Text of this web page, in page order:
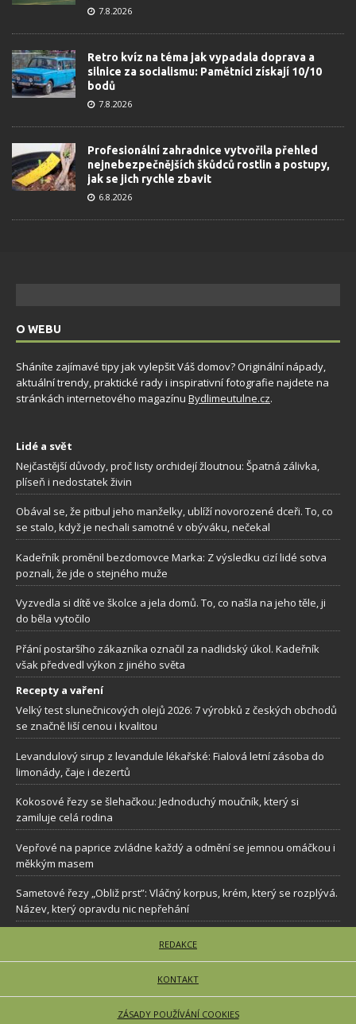
7.8.2026
Retro kvíz na téma jak vypadala doprava a
silnice za socialismu: Pamětníci získají 10/10
bodů
7.8.2026
Profesionální zahradnice vytvořila přehled
nejnebezpečnějších škůdců rostlin a postupy,
jak se jich rychle zbavit
6.8.2026
O WEBU
Sháníte zajímavé tipy jak vylepšit Váš domov? Originální nápady,
aktuální trendy, praktické rady i inspirativní fotografie najdete na
stránkách internetového magazínu Bydlimeutulne.cz.
Lidé a svět
Nejčastější důvody, proč listy orchidejí žloutnou: Špatná zálivka,
plíseň i nedostatek živin
Obával se, že pitbul jeho manželky, ublíží novorozené dceři. To, co
se stalo, když je nechali samotné v obýváku, nečekal
Kadeřník proměnil bezdomovce Marka: Z výsledku cizí lidé sotva
poznali, že jde o stejného muže
Vyzvedla si dítě ve školce a jela domů. To, co našla na jeho těle, ji
do běla vytočilo
Přání postaršího zákazníka označil za nadlidský úkol. Kadeřník
však předvedl výkon z jiného světa
Recepty a vaření
Velký test slunečnicových olejů 2026: 7 výrobků z českých obchodů
se značně liší cenou i kvalitou
Levandulový sirup z levandule lékařské: Fialová letní zásoba do
limonády, čaje i dezertů
Kokosové řezy se šlehačkou: Jednoduchý moučník, který si
zamiluje celá rodina
Vepřové na paprice zvládne každý a odmění se jemnou omáčkou i
měkkým masem
Sametové řezy „Obliž prst”: Vláčný korpus, krém, který se rozplývá.
Název, který opravdu nic nepřehání
REDAKCE
KONTAKT
ZÁSADY POUŽÍVÁNÍ COOKIES